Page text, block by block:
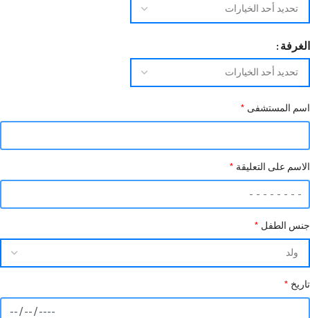
الغرفة
اسم المستشفى *
الاسم على التعليقة *
جنس الطفل *
تاريخ *